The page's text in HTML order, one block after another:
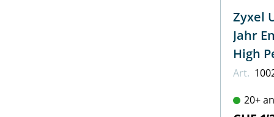
Zyxel
Jahr
High
Art.
20+